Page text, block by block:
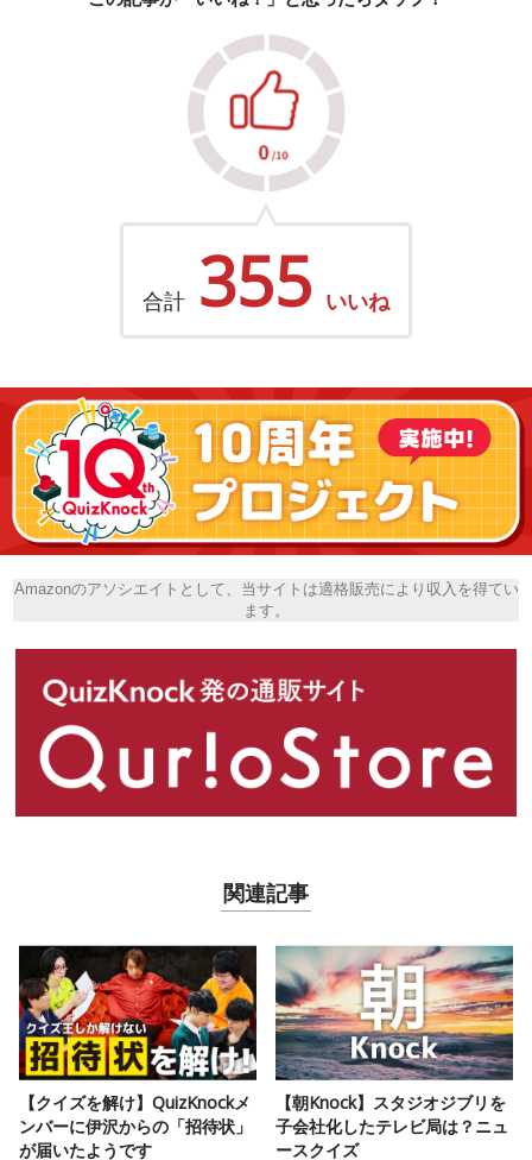
合計 355 いいね
Amazonのアソシエイトとして、当サイトは適格販売により収入を得てい
ます。
関連記事
【クイズを解け】QuizKnockメ
ンバーに伊沢からの「招待状」
が届いたようです
【朝Knock】スタジオジブリを
子会社化したテレビ局は？ニュ
ースクイズ